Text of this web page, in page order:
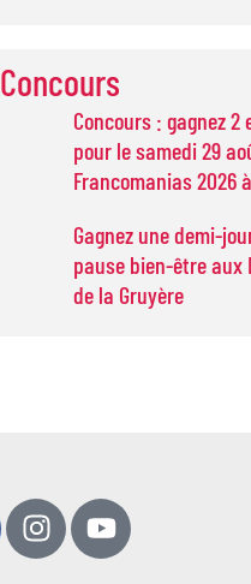
Concours
Concours : gagnez 2
pour le samedi 29
Francomanias 2026
Gagnez une demi-
pause bien-être aux
de la Gruyère